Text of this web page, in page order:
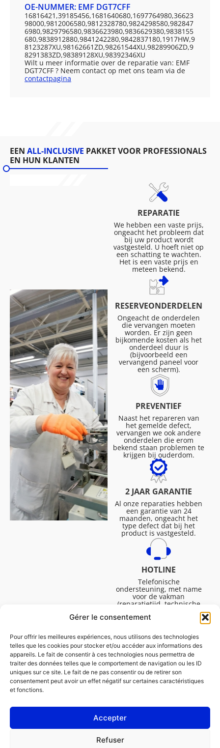
Gérer le consentement
Pour offrir les meilleures expériences, nous utilisons des technologies
telles que les cookies pour stocker et/ou accéder aux informations des
appareils. Le fait de consentir à ces technologies nous permettra de
traiter des données telles que le comportement de navigation ou les ID
uniques sur ce site. Le fait de ne pas consentir ou de retirer son
consentement peut avoir un effet négatif sur certaines caractéristiques
et fonctions.
Accepter
Refuser
OE-NUMMER: EMF DGT7CFF
16816421,39185456,1681640680,1697764980,36623
98000,9812006580,9812328780,9824298580,982847
6980,9829796580,9836623980,9836629380,9838155
680,9838912880,9841242280,9842837180,1917HW,9
8123287XU,98162661ZD,98261544XU,98289906ZD,9
8291383ZD,98389128XU,98392346XU
Wilt u meer informatie over de reparatie van: EMF
DGT7CFF ? Neem contact op met ons team via de
contactpagina
EEN ALL-INCLUSIVE PAKKET VOOR PROFESSIONALS
EN HUN KLANTEN
REPARATIE
We hebben een vaste prijs,
ongeacht het probleem dat
bij uw product wordt
vastgesteld. U hoeft niet op
een schatting te wachten.
Het is een vaste prijs en
meteen bekend.
RESERVEONDERDELEN
Ongeacht de onderdelen
die vervangen moeten
worden. Er zijn geen
bijkomende kosten als het
onderdeel duur is
(bijvoorbeeld een
vervangend paneel voor
een scherm).
PREVENTIEF
Naast het repareren van
het gemelde defect,
vervangen we ook andere
onderdelen die erom
bekend staan problemen te
krijgen bij ouderdom.
2 JAAR GARANTIE
Al onze reparaties hebben
een garantie van 24
maanden, ongeacht het
type defect dat bij het
product is vastgesteld.
HOTLINE
Telefonische
ondersteuning, met name
voor de vakman
(reparatietijd, technische
Maandag tot vrijdag van